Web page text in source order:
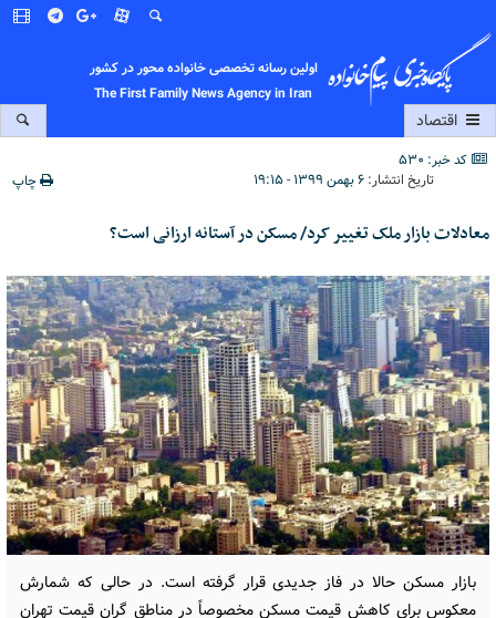
اولین رسانه تخصصی خانواده محور در کشور
The First Family News Agency in Iran
اقتصاد
کد خبر: 530
تاریخ انتشار: ۶ بهمن ۱۳۹۹ - ۱۹:۱۵ چاپ
معادلات بازار ملک تغییر کرد/ مسکن در آستانه ارزانی است؟
بازار مسکن حالا در فاز جدیدی قرار گرفته است. در حالی که شمارش
معکوس برای کاهش قیمت مسکن مخصوصاً در مناطق گران قیمت تهران